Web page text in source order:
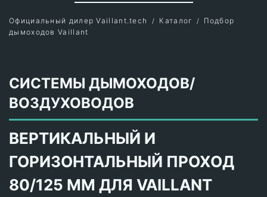
Официальный дилер Vaillant.tech Каталог
Подбор
дымоходов Vaillant
СИСТЕМЫ ДЫМОХОДОВ/
ВОЗДУХОВОДОВ
ВЕРТИКАЛЬНЫЙ И
ГОРИЗОНТАЛЬНЫЙ ПРОХОД
80/125 ММ ДЛЯ VAILLANT